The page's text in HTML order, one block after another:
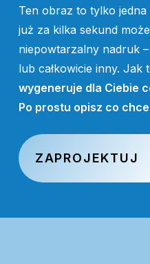
Ten obraz to tylko
już za kilka sekund
niepowtarzalny nadruk
lub całkowicie inny. Jak
wygeneruje dla Ciebie
Po prostu opisz co
ZAPROJEKTUJ